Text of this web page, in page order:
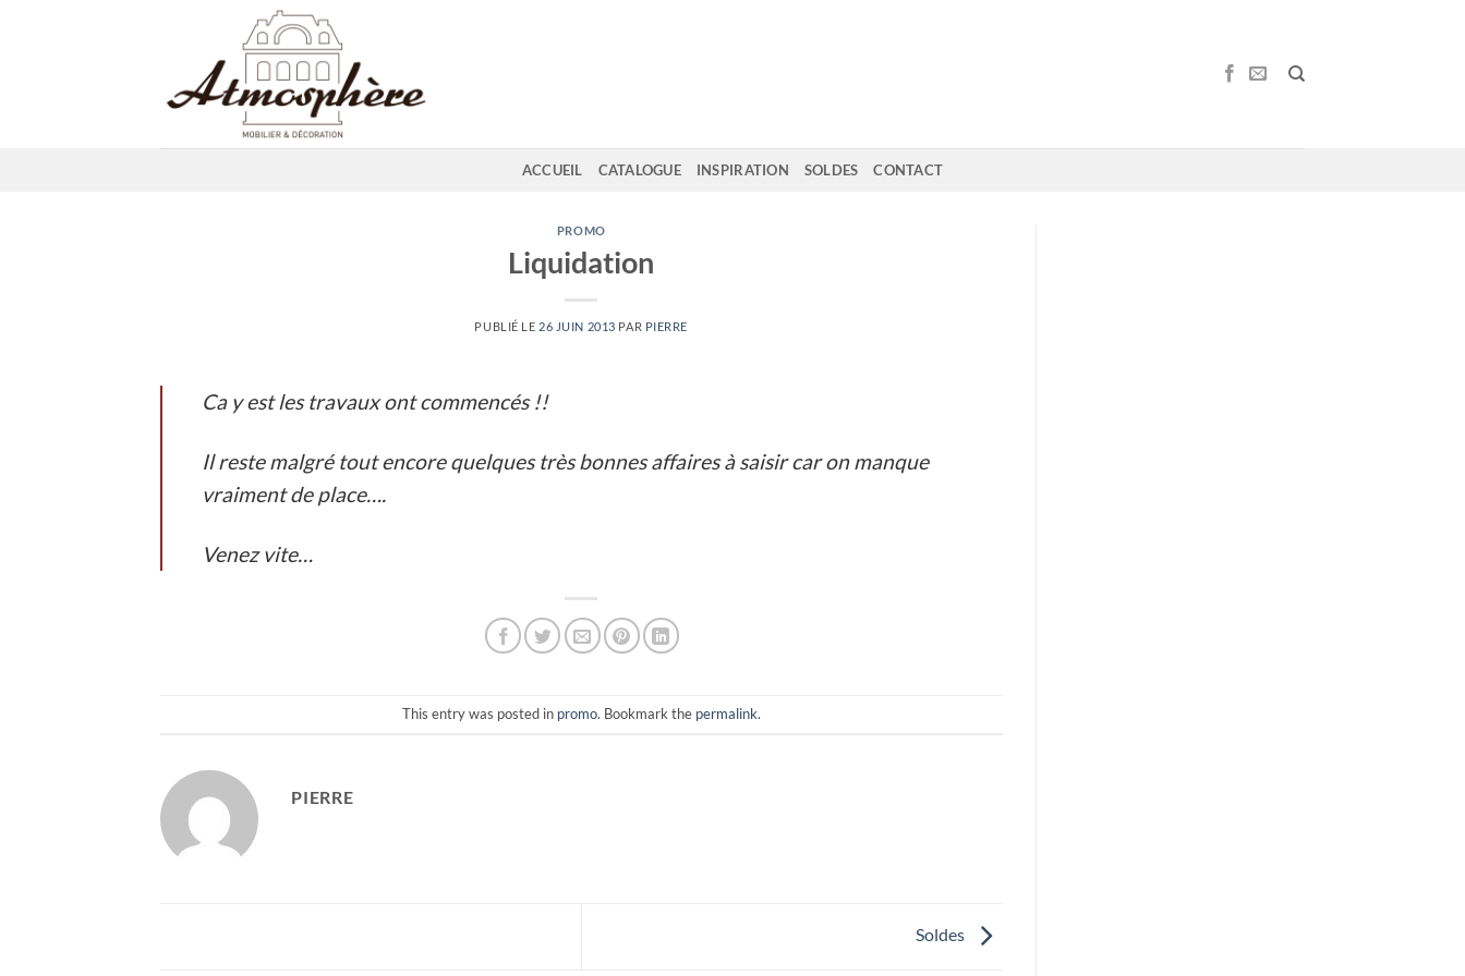
ACCUEIL CATALOGUE INSPIRATION SOLDES CONTACT
PROMO
Liquidation
PUBLIÉ LE 26 JUIN 2013 PAR PIERRE
Ca y est les travaux ont commencés !!
Il reste malgré tout encore quelques très bonnes affaires à saisir car on manque
vraiment de place….
Venez vite…
This entry was posted in promo. Bookmark the permalink.
PIERRE
Soldes